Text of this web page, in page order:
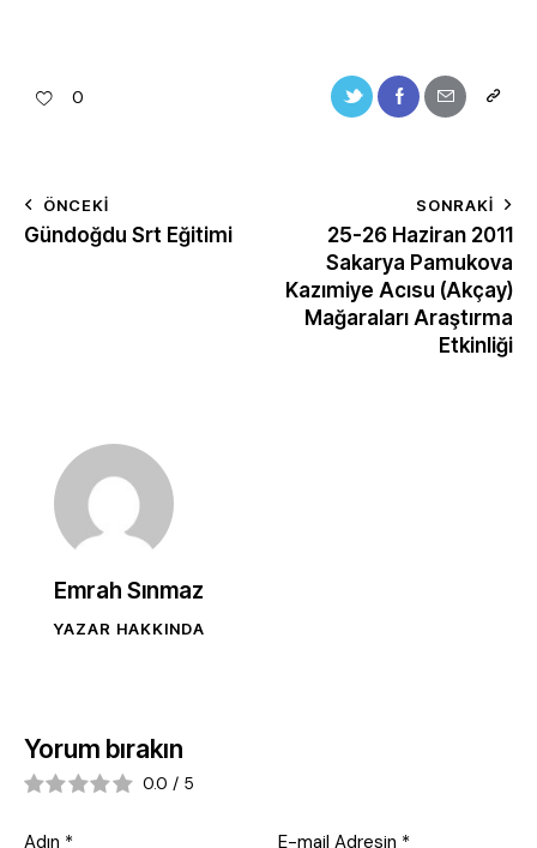
0
ÖNCEKI
Gündoğdu Srt Eğitimi
SONRAKI
25-26 Haziran 2011
Sakarya Pamukova
Kazımiye Acısu (Akçay)
Mağaraları Araştırma
Etkinliği
Emrah Sınmaz
YAZAR HAKKINDA
Yorum bırakın
0.0 / 5